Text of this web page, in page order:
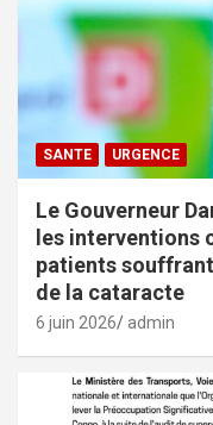
SANTE URGENCE
Le Gouverneur
les interventions
patients
de la cataracte
6 juin 2026 admin